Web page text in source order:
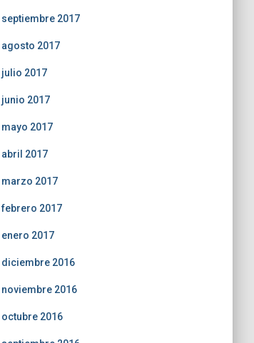
septiembre 2017
agosto 2017
julio 2017
junio 2017
mayo 2017
abril 2017
marzo 2017
febrero 2017
enero 2017
diciembre 2016
noviembre 2016
octubre 2016